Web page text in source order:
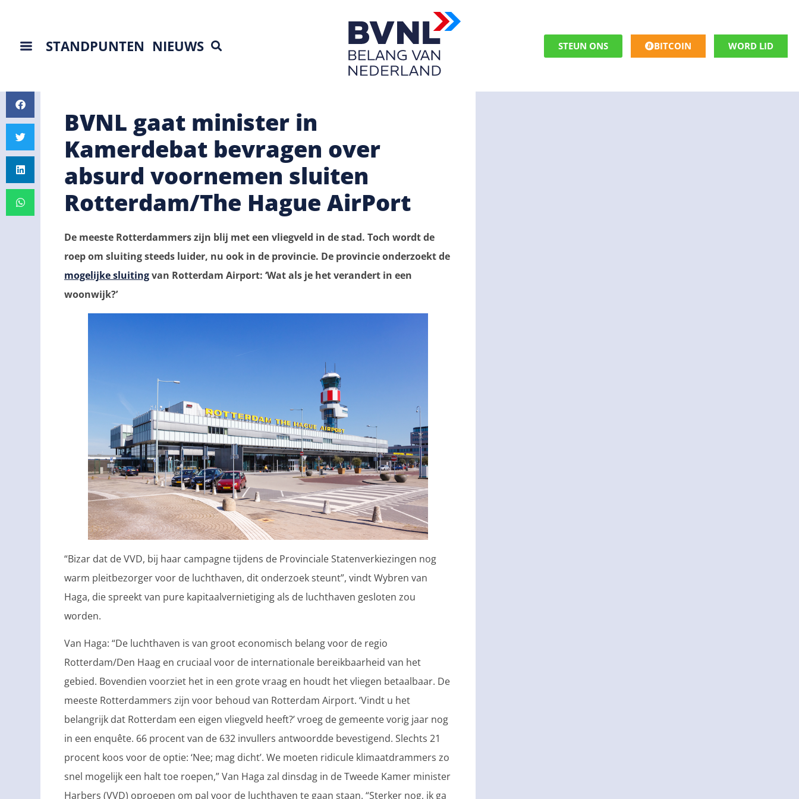
STANDPUNTEN NIEUWS STEUN ONS BITCOIN WORD LID
BVNL gaat minister in
Kamerdebat bevragen over
absurd voornemen sluiten
Rotterdam/The Hague AirPort
De meeste Rotterdammers zijn blij met een vliegveld in de stad. Toch wordt de
roep om sluiting steeds luider, nu ook in de provincie. De provincie onderzoekt de
mogelijke sluitingvan Rotterdam Airport: ‘Wat als je het verandert in een
woonwijk?’
“Bizar dat de VVD, bij haar campagne tijdens de Provinciale Statenverkiezingen nog
warm pleitbezorger voor de luchthaven, dit onderzoek steunt”, vindt Wybren van
Haga, die spreekt van pure kapitaalvernietiging als de luchthaven gesloten zou
worden.
Van Haga: “De luchthaven is van groot economisch belang voor de regio
Rotterdam/Den Haag en cruciaal voor de internationale bereikbaarheid van het
gebied. Bovendien voorziet het in een grote vraag en houdt het vliegen betaalbaar. De
meeste Rotterdammers zijn voor behoud van Rotterdam Airport. ‘Vindt u het
belangrijk dat Rotterdam een eigen vliegveld heeft?’ vroeg de gemeente vorig jaar nog
in een enquête. 66 procent van de 632 invullers antwoordde bevestigend. Slechts 21
procent koos voor de optie: ‘Nee; mag dicht’. We moeten ridicule klimaatdrammers zo
snel mogelijk een halt toe roepen,” Van Haga zal dinsdag in de Tweede Kamer minister
Harbers (VVD) oproepen om pal voor de luchthaven te gaan staan. “Sterker nog, ik ga